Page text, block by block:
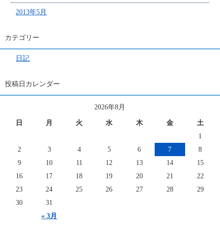
2013年5月
カテゴリー
日記
投稿日カレンダー
2026年8月
日 月 火 水 木 金 土
« 3月
1
2
3 4 5 6 7
8
9
10 11 12 13 14
15
16
17 18 19 20 21
22
23
24 25 26 27 28
29
30
31